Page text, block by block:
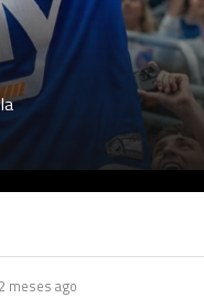
meses ago